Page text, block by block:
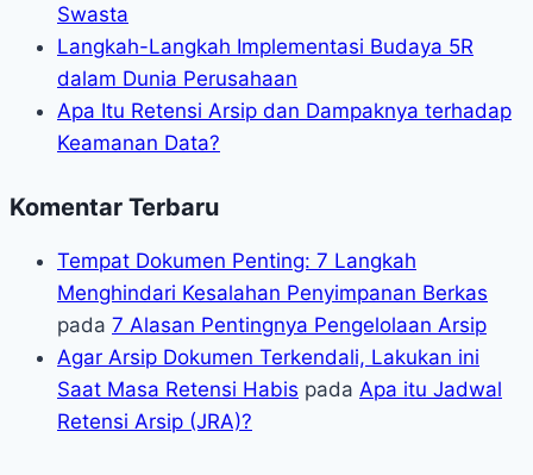
Swasta
Langkah-Langkah Implementasi Budaya 5R
dalam Dunia Perusahaan
Apa Itu Retensi Arsip dan Dampaknya terhadap
Keamanan Data?
Komentar Terbaru
Tempat Dokumen Penting: 7 Langkah
Menghindari Kesalahan Penyimpanan Berkas
pada 7 Alasan Pentingnya Pengelolaan Arsip
Agar Arsip Dokumen Terkendali, Lakukan ini
Saat Masa Retensi Habis pada Apa itu Jadwal
Retensi Arsip (JRA)?